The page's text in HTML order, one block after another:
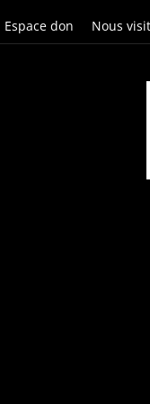
Espace don Nous